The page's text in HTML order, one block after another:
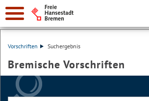
Vorschriften Suchergebnis
Bremische Vorschriften